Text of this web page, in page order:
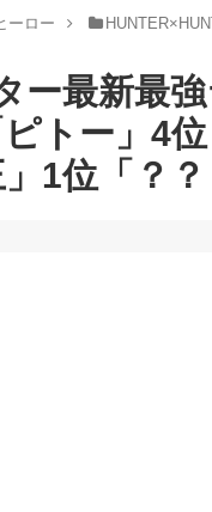
ーロー
ー最新最
トー」4
1位「？？